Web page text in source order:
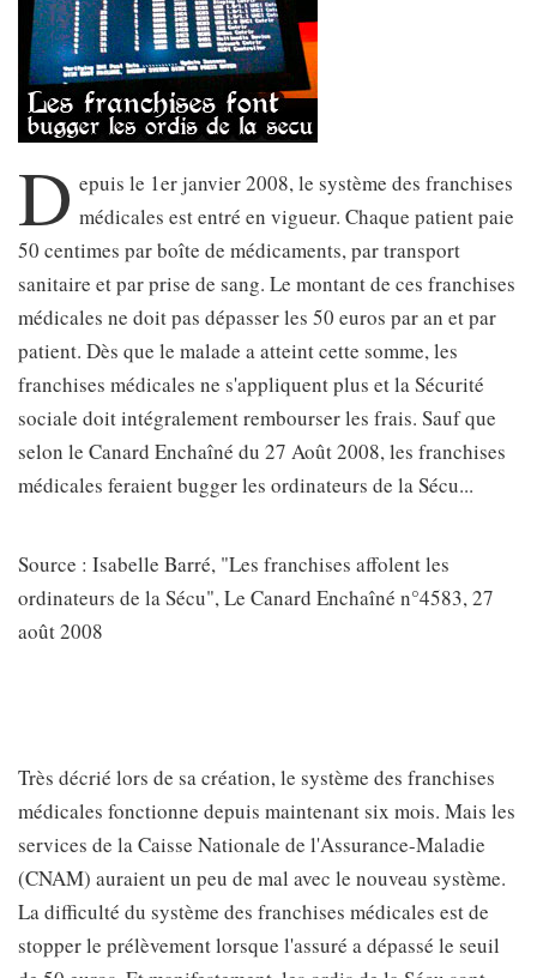
D epuis le 1er janvier 2008, le système des franchises
médicales est entré en vigueur. Chaque patient paie
50 centimes par boîte de médicaments, par transport
sanitaire et par prise de sang. Le montant de ces franchises
médicales ne doit pas dépasser les 50 euros par an et par
patient. Dès que le malade a atteint cette somme, les
franchises médicales ne s'appliquent plus et la Sécurité
sociale doit intégralement rembourser les frais. Sauf que
selon le Canard Enchaîné du 27 Août 2008, les franchises
médicales feraient bugger les ordinateurs de la Sécu...
Source : Isabelle Barré, "Les franchises affolent les
ordinateurs de la Sécu", Le Canard Enchaîné n°4583, 27
août 2008
Très décrié lors de sa création, le système des franchises
médicales fonctionne depuis maintenant six mois. Mais les
services de la Caisse Nationale de l'Assurance-Maladie
(CNAM) auraient un peu de mal avec le nouveau système.
La difficulté du système des franchises médicales est de
stopper le prélèvement lorsque l'assuré a dépassé le seuil